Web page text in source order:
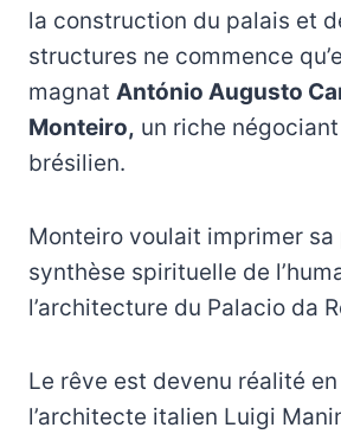
la construction du palais et
structures ne commence
magnat António Augusto
Monteiro, un riche
brésilien.
Monteiro voulait imprimer sa
synthèse spirituelle de
l’architecture du Palacio da
Le rêve est devenu réalité
l’architecte italien Luigi